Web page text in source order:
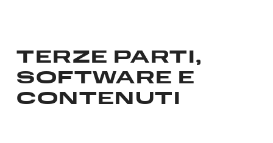
TERZE PARTI,
SOFTWARE E
CONTENUTI